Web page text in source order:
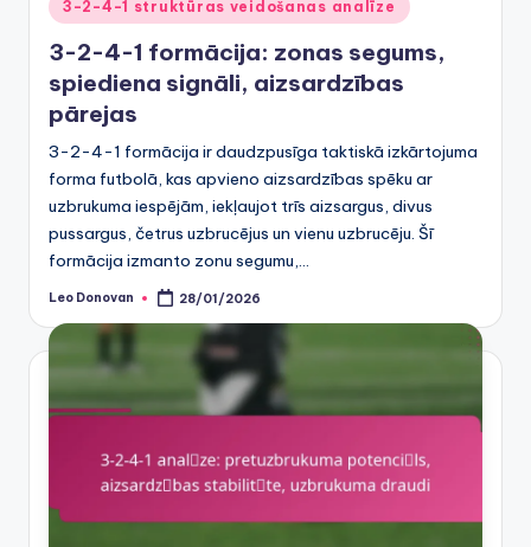
in
3-2-4-1 struktūras veidošanas analīze
3-2-4-1 formācija: zonas segums,
spiediena signāli, aizsardzības
pārejas
3-2-4-1 formācija ir daudzpusīga taktiskā izkārtojuma
forma futbolā, kas apvieno aizsardzības spēku ar
uzbrukuma iespējām, iekļaujot trīs aizsargus, divus
pussargus, četrus uzbrucējus un vienu uzbrucēju. Šī
formācija izmanto zonu segumu,…
Posted
Leo Donovan 28/01/2026